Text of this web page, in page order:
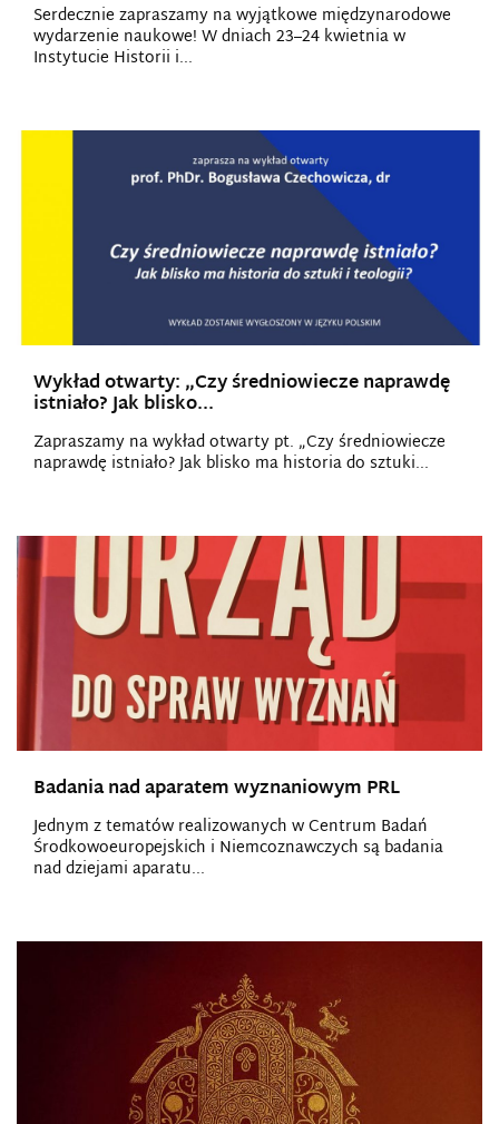
Serdecznie zapraszamy na wyjątkowe międzynarodowe
wydarzenie naukowe! W dniach 23–24 kwietnia w
Instytucie Historii i...
Wykład otwarty: „Czy średniowiecze naprawdę
istniało? Jak blisko...
Zapraszamy na wykład otwarty pt. „Czy średniowiecze
naprawdę istniało? Jak blisko ma historia do sztuki...
Badania nad aparatem wyznaniowym PRL
Jednym z tematów realizowanych w Centrum Badań
Środkowoeuropejskich i Niemcoznawczych są badania
nad dziejami aparatu...